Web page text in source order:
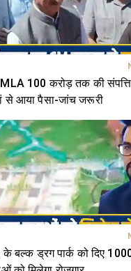
MLA 100 करोड़ तक की
से आया पैसा-जांच जरूरी
बल्क ड्रग पार्क को दिए